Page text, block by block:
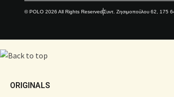
© POLO 2026 All Rights ReservedΣυντ. Ζησιμοπούλου 62,
ORIGINALS